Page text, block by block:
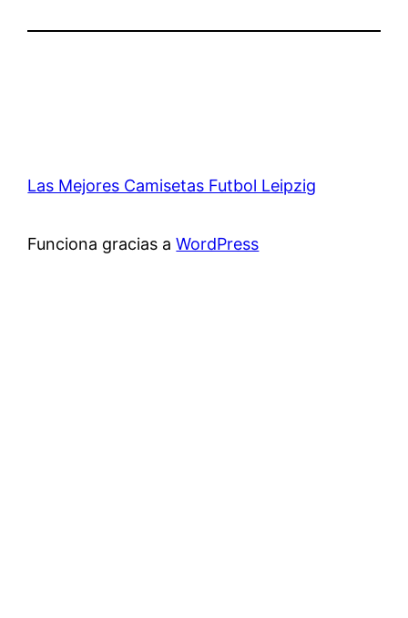
Las Mejores Camisetas Futbol Leipzig
Funciona gracias aWordPress